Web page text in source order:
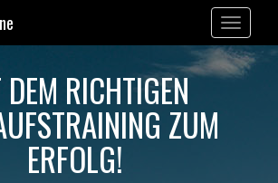
Toggle
navigation
RICHTIGEN
ZUM
ERFOLG!